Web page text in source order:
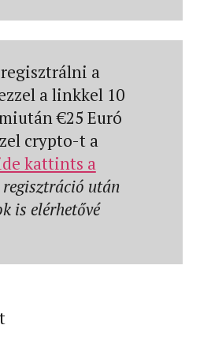
a
a linkkel 10
€25 Euró
crypto-t a
kattints a
után
is elérhetővé